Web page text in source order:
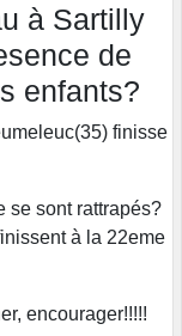
à Sartilly
de
enfants?
finisse
se sont rattrapés?
à la 22eme
encourager!!!!!